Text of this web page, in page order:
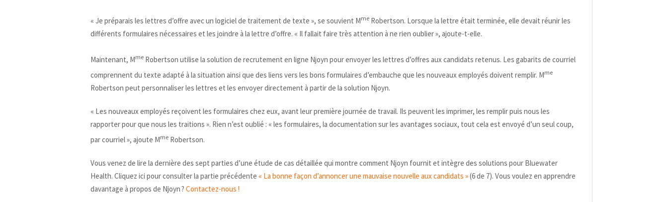
« Je préparais les lettres d’offre avec un logiciel de traitement de texte », se souvient Mme Robertson. Lorsque la lettre était terminée, elle devait réunir les
différents formulaires nécessaires et les joindre à la lettre d’offre. « Il fallait faire très attention à ne rien oublier », ajoute-t-elle.
Maintenant, Mme Robertson utilise la solution de recrutement en ligne Njoyn pour envoyer les lettres d’offres aux candidats retenus. Les gabarits de courriel
comprennent du texte adapté à la situation ainsi que des liens vers les bons formulaires d’embauche que les nouveaux employés doivent remplir. Mme
Robertson peut personnaliser les lettres et les envoyer directement à partir de la solution Njoyn.
« Les nouveaux employés reçoivent les formulaires chez eux, avant leur première journée de travail. Ils peuvent les imprimer, les remplir puis nous les
rapporter pour que nous les traitions ». Rien n’est oublié : « les formulaires, la documentation sur les avantages sociaux, tout cela est envoyé d’un seul coup,
par courriel », ajoute Mme Robertson.
Vous venez de lire la dernière des sept parties d’une étude de cas détaillée qui montre comment Njoyn fournit et intègre des solutions pour Bluewater
Health. Cliquez ici pour consulter la partie précédente « La bonne façon d’annoncer une mauvaise nouvelle aux candidats »(6 de 7). Vous voulez en apprendre
davantage à propos de Njoyn ? Contactez-nous !